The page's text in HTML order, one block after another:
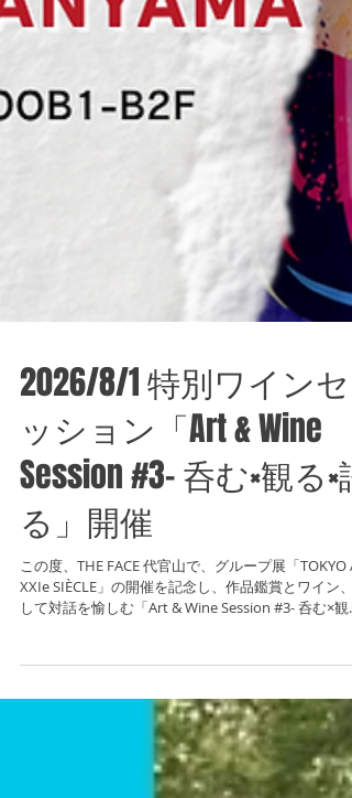
2026/8/1 特別ワインセ
ッション「Art & Wine
Session #3- 呑む×観る×語
る」開催
この度、THE FACE 代官山で、グループ展「TOKYO
XXIe SIÈCLE」の開催を記念し、作品鑑賞とワイン、
して対話を愉しむ「Art & Wine Session #3- 呑む×観
語る」を開催いたします。